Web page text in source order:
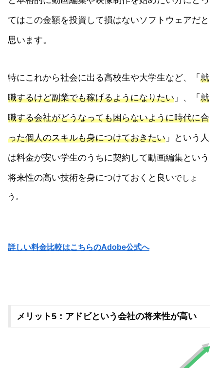
てはこの金額を投資して損はないソフトウェアだと
思います。
特にこれから社会に出る高校生や大学生など、「 就
職するけど副業でも稼げるようになりたい 」、「 就
職する会社がどうなっても困らないように時代に合
った個人のスキルも身につけておきたい 」という人
は料金が安い学生のうちに契約して動画編集という
将来性の高い技術を身につけておくと良いでしょ
う。
詳しい料金比較はこちらのAdobe公式へ
メリット5：アドビという会社の将来性が高い